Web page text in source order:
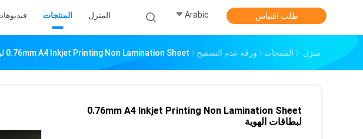
المنزل المنتجات Arabic طلب اقتباس
منزل المنتجات ورقة عدم التصفيح 0.76mm A4 Inkjet Printing Non Lamination Sheet لبطاقات الهوية
0.76mm A4 Inkjet Printing Non Lamination Sheet
لبطاقات الهوية